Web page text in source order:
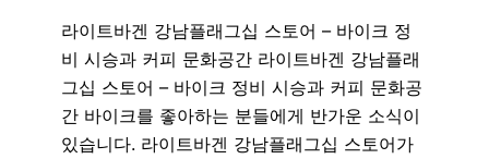
라이트바겐 강남플래그십 스토어 – 바이크 정
비 시승과 커피 문화공간 라이트바겐 강남플래
그십 스토어 – 바이크 정비 시승과 커피 문화공
간 바이크를 좋아하는 분들에게 반가운 소식이
있습니다. 라이트바겐 강남플래그십 스토어가